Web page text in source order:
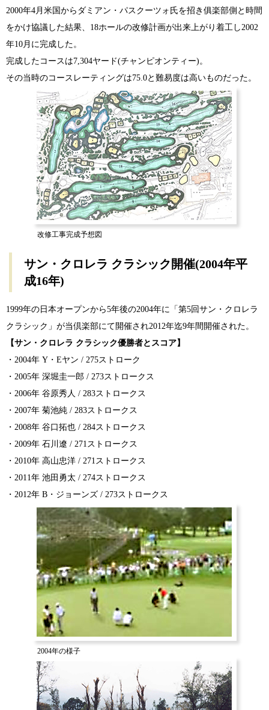
2000年4月米国からダミアン・パスクーツォ氏を招き俱楽部側と時間
をかけ協議した結果、18ホールの改修計画が出来上がり着工し2002
年10月に完成した。
完成したコースは7,304ヤード(チャンピオンティー)。
その当時のコースレーティングは75.0と難易度は高いものだった。
改修工事完成予想図
サン・クロレラ クラシック開催(2004年平
成16年)
1999年の日本オープンから5年後の2004年に「第5回サン・クロレラ
クラシック」が当倶楽部にて開催され2012年迄9年間開催された。
【サン・クロレラ クラシック優勝者とスコア】
・2004年 Y・Eヤン / 275ストローク
・2005年 深堀圭一郎 / 273ストロークス
・2006年 谷原秀人 / 283ストロークス
・2007年 菊池純 / 283ストロークス
・2008年 谷口拓也 / 284ストロークス
・2009年 石川遼 / 271ストロークス
・2010年 高山忠洋 / 271ストロークス
・2011年 池田勇太 / 274ストロークス
・2012年 B・ジョーンズ / 273ストロークス
2004年の様子